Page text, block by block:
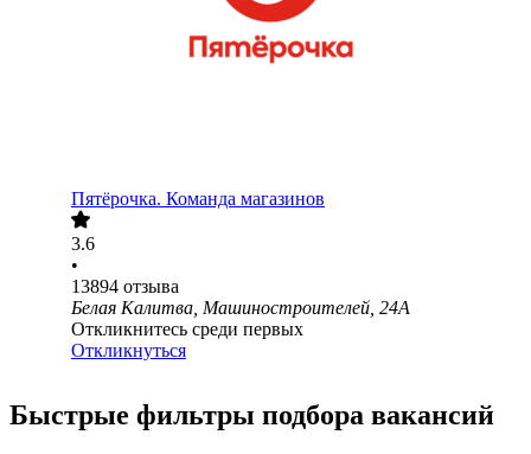
Пятёрочка. Команда магазинов
3.6
•
13894 отзыва
Белая Калитва, Машиностроителей, 24А
Откликнитесь среди первых
Откликнуться
Быстрые фильтры подбора вакансий